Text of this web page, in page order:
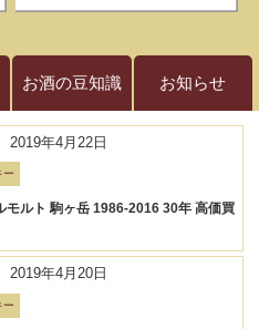
お酒の豆知識 お知らせ
2019年4月22日
ー
モルト 駒ヶ岳 1986-2016 30年 高価買
2019年4月20日
ー